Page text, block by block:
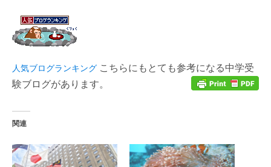
人気ブログランキング こちらにもとても参考になる中学受
験ブログがあります。
関連